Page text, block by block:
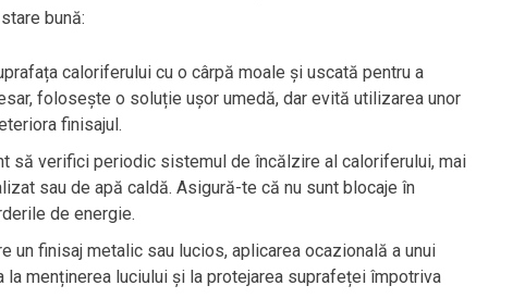
bună:
caloriferului cu o cârpă moale și uscată pentru a
folosește o soluție ușor umedă, dar evită utilizarea unor
finisajul.
să verifici periodic sistemul de încălzire al caloriferului, mai
sau de apă caldă. Asigură-te că nu sunt blocaje în
de energie.
un finisaj metalic sau lucios, aplicarea ocazională a unui
menținerea luciului și la protejarea suprafeței împotriva